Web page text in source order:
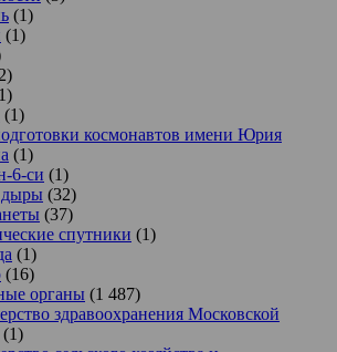
(1)
(1)
(1)
космонавтов имени Юрия
(1)
6-си (1)
(32)
(37)
спутники (1)
(1)
(16)
органы (1 487)
здравоохранения Московской
(1)